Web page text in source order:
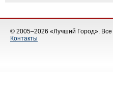
© 2005–2026 «Лучший Город».
Контакты